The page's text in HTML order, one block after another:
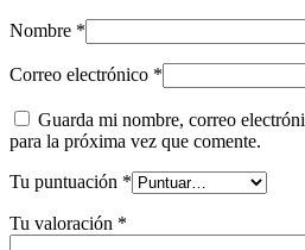
Nombre *
Correo electrónico *
Guarda mi nombre, correo
para la próxima vez que comente.
Tu puntuación *
Tu valoración *